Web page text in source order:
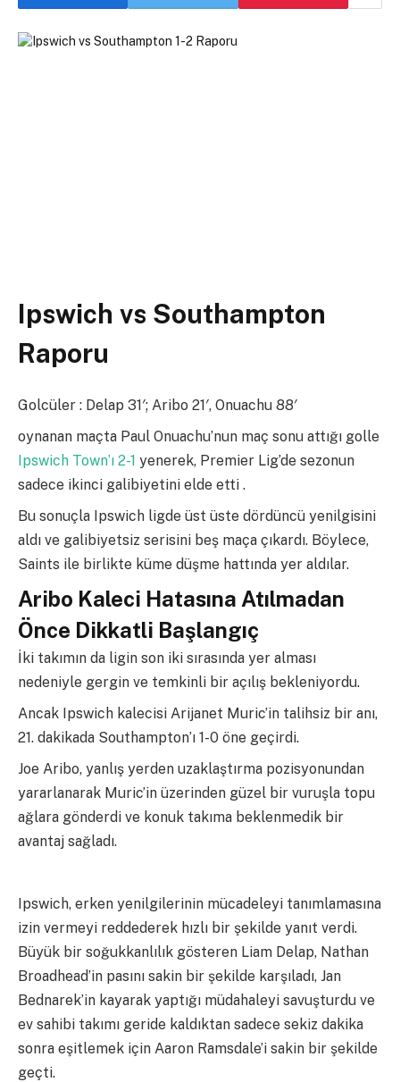
Ipswich vs Southampton
Raporu
Golcüler : Delap 31′; Aribo 21′, Onuachu 88′
oynanan maçta Paul Onuachu’nun maç sonu attığı golle
Ipswich Town’ı 2-1 yenerek, Premier Lig’de sezonun
sadece ikinci galibiyetini elde etti .
Bu sonuçla Ipswich ligde üst üste dördüncü yenilgisini
aldı ve galibiyetsiz serisini beş maça çıkardı. Böylece,
Saints ile birlikte küme düşme hattında yer aldılar.
Aribo Kaleci Hatasına Atılmadan
Önce Dikkatli Başlangıç
İki takımın da ligin son iki sırasında yer alması
nedeniyle gergin ve temkinli bir açılış bekleniyordu.
Ancak Ipswich kalecisi Arijanet Muric’in talihsiz bir anı,
21. dakikada Southampton’ı 1-0 öne geçirdi.
Joe Aribo, yanlış yerden uzaklaştırma pozisyonundan
yararlanarak Muric’in üzerinden güzel bir vuruşla topu
ağlara gönderdi ve konuk takıma beklenmedik bir
avantaj sağladı.
Ipswich, erken yenilgilerinin mücadeleyi tanımlamasına
izin vermeyi reddederek hızlı bir şekilde yanıt verdi.
Büyük bir soğukkanlılık gösteren Liam Delap, Nathan
Broadhead’in pasını sakin bir şekilde karşıladı, Jan
Bednarek’in kayarak yaptığı müdahaleyi savuşturdu ve
ev sahibi takımı geride kaldıktan sadece sekiz dakika
sonra eşitlemek için Aaron Ramsdale’i sakin bir şekilde
geçti.